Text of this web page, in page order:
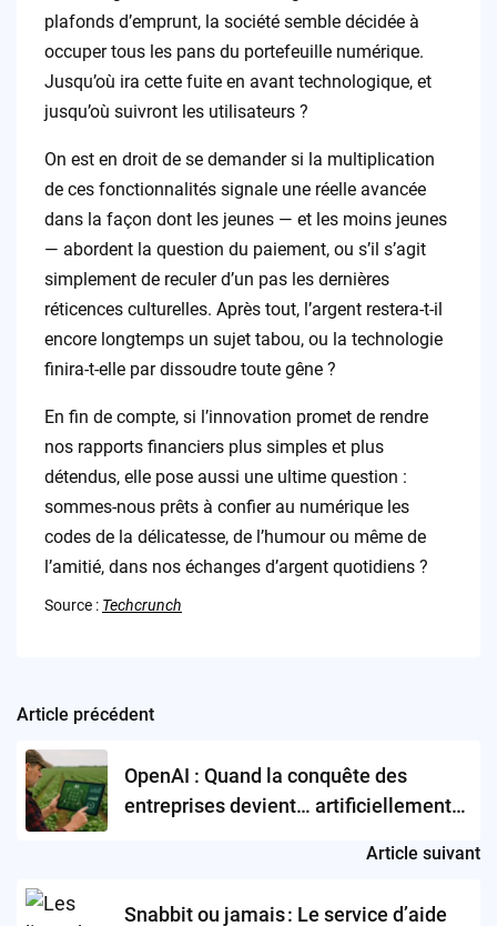
plafonds d’emprunt, la société semble décidée à
occuper tous les pans du portefeuille numérique.
Jusqu’où ira cette fuite en avant technologique, et
jusqu’où suivront les utilisateurs ?
On est en droit de se demander si la multiplication
de ces fonctionnalités signale une réelle avancée
dans la façon dont les jeunes — et les moins jeunes
— abordent la question du paiement, ou s’il s’agit
simplement de reculer d’un pas les dernières
réticences culturelles. Après tout, l’argent restera-t-il
encore longtemps un sujet tabou, ou la technologie
finira-t-elle par dissoudre toute gêne ?
En fin de compte, si l’innovation promet de rendre
nos rapports financiers plus simples et plus
détendus, elle pose aussi une ultime question :
sommes-nous prêts à confier au numérique les
codes de la délicatesse, de l’humour ou même de
l’amitié, dans nos échanges d’argent quotidiens ?
Source : Techcrunch
Post
navigation
Article précédent
OpenAI : Quand la conquête des
entreprises devient… artificiellement
Article suivant
Snabbit ou jamais : Le service d’aide